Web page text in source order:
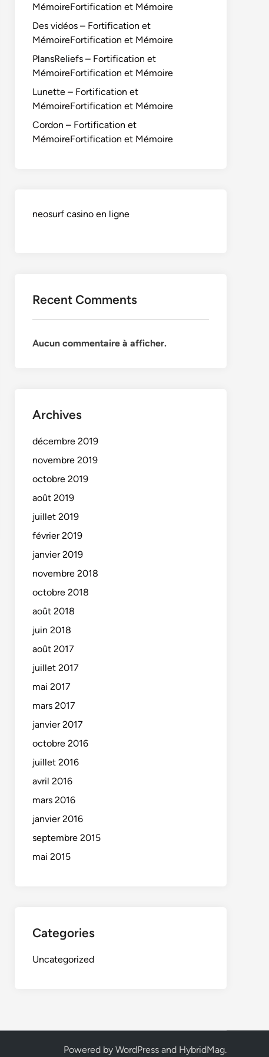
MémoireFortification et Mémoire
Des vidéos – Fortification et
MémoireFortification et Mémoire
PlansReliefs – Fortification et
MémoireFortification et Mémoire
Lunette – Fortification et
MémoireFortification et Mémoire
Cordon – Fortification et
MémoireFortification et Mémoire
neosurf casino en ligne
Recent Comments
Aucun commentaire à afficher.
Archives
décembre 2019
novembre 2019
octobre 2019
août 2019
juillet 2019
février 2019
janvier 2019
novembre 2018
octobre 2018
août 2018
juin 2018
août 2017
juillet 2017
mai 2017
mars 2017
janvier 2017
octobre 2016
juillet 2016
avril 2016
mars 2016
janvier 2016
septembre 2015
mai 2015
Categories
Uncategorized
Powered by WordPress and HybridMag.